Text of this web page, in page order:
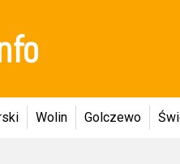
Wolin Golczewo